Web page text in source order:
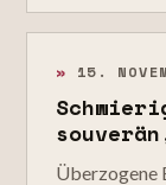
» 15.
Überzogene